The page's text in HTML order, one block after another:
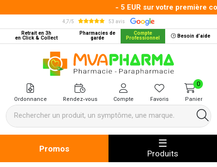
- 5 EUR sur votre première
4,7/5
53 avis
Retrait en 3h
en Click & Collect
Pharmacies de
garde
Compte
Professionnel Besoin d’aide
MVA Pharma Votre pharmacie
Ordonnance Rendez-vous Compte Favoris Panier
0
Promos Produits